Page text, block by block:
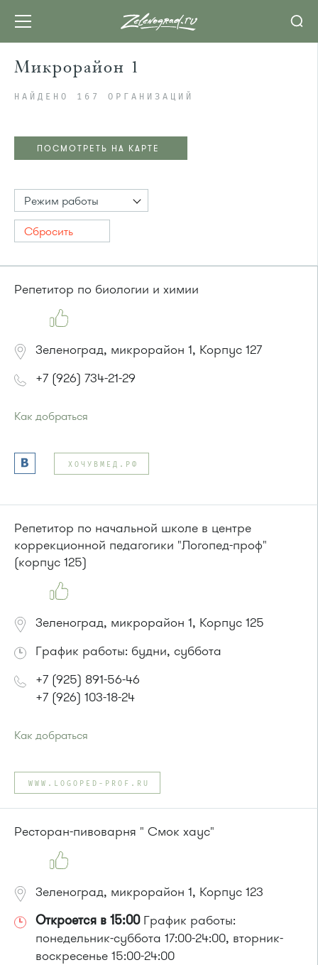
Микрорайон 1
НАЙДЕНО 167 ОРГАНИЗАЦИЙ
ПОСМОТРЕТЬ НА КАРТЕ
Режим работы
Сбросить
Репетитор по биологии и химии
Зеленоград, микрорайон 1, Корпус 127
+7 (926) 734-21-29
Как добраться
Автобусы № 1, 3, 6, 7, 9, 10, 11, 12, 31, 32, 400, 400э.
Маршрутка № 409м, 431м, 476м, 720м, 900, 903
Автобусы № 1, 3, 6, 7, 8, 10, 11, 12, 32, 29.
ХОЧУВМЕД.РФ
Репетитор по начальной школе в центре
коррекционной педагогики "Логопед-проф"
(корпус 125)
Зеленоград, микрорайон 1, Корпус 125
График работы: будни, суббота
+7 (925) 891-56-46
+7 (926) 103-18-24
Как добраться
Автобусы № 1, 3, 6, 7, 9, 10, 11, 12, 31, 32, 400, 400э.
Маршрутка № 409м, 431м, 476м, 720м, 900, 903
или до остановки"1-й Торговый центр":
Маршрутка № 408м, 476м, 720м, 900, 903
WWW.LOGOPED-PROF.RU
Ресторан-пивоварня " Смок хаус"
Зеленоград, микрорайон 1, Корпус 123
Откроется в 15:00График работы:
понедельник-суббота 17:00-24:00, вторник-
воскресенье 15:00-24:00